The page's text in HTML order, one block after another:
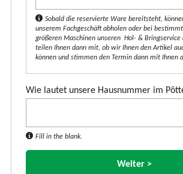
Sobald die reservierte Ware bereitsteht,
unserem Fachgeschäft abholen oder bei
größeren Maschinen unseren Hol- &
teilen Ihnen dann mit, ob wir Ihnen den Artikel
können und stimmen den Termin dann mit Ihnen
Wie lautet unsere Hausnummer im
Fill in the blank.